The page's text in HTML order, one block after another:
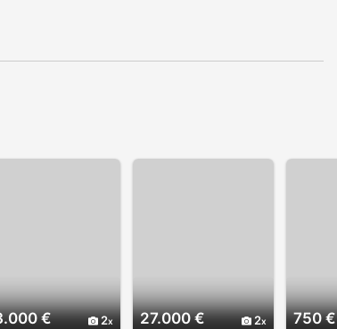
€ 2 27.000 € 2 750 €